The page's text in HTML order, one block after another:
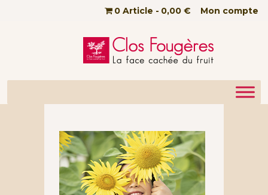
Passer au contenu principal Mon compte
0 Article 0,00 €